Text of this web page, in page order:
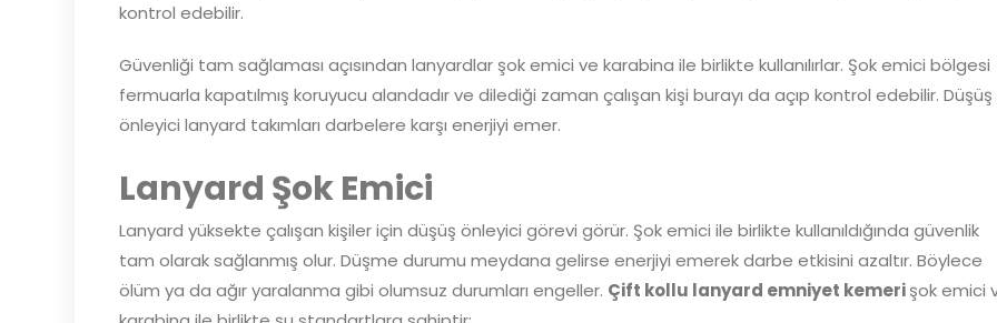
kontrol edebilir.
Güvenliği tam sağlaması açısından lanyardlar şok emici ve karabina ile birlikte kullanılırlar. Şok emici bölgesi
fermuarla kapatılmış koruyucu alandadır ve dilediği zaman çalışan kişi burayı da açıp kontrol edebilir. Düşüş
önleyici lanyard takımları darbelere karşı enerjiyi emer.
Lanyard Şok Emici
Lanyard yüksekte çalışan kişiler için düşüş önleyici görevi görür. Şok emici ile birlikte kullanıldığında güvenlik
tam olarak sağlanmış olur. Düşme durumu meydana gelirse enerjiyi emerek darbe etkisini azaltır. Böylece
ölüm ya da ağır yaralanma gibi olumsuz durumları engeller. Çift kollu lanyard emniyet kemerişok emici